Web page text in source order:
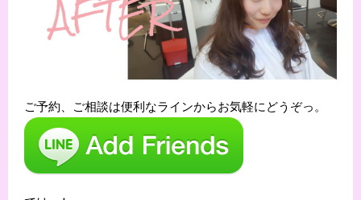
ご予約、ご相談は便利なラインからお気軽にどうぞっ。